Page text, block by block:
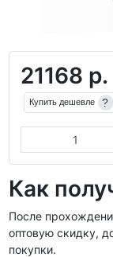
21168 р.
Купить дешевле ?
Как
После
оптовую скидку,
покупки.